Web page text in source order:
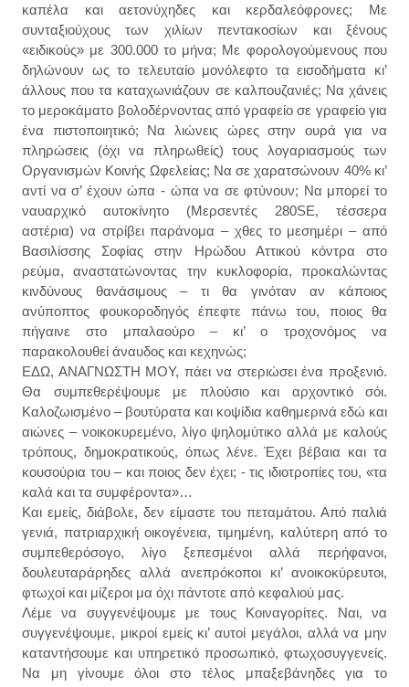
καπέλα και αετονύχηδες και κερδαλεόφρονες; Με
συνταξιούχους των χιλίων πεντακοσίων και ξένους
«ειδικούς» με 300.000 το μήνα; Με φορολογούμενους που
δηλώνουν ως το τελευταίο μονόλεφτο τα εισοδήματα κι’
άλλους που τα καταχωνιάζουν σε καλπουζανιές; Να χάνεις
το μεροκάματο βολοδέρνοντας από γραφείο σε γραφείο για
ένα πιστοποιητικό; Να λιώνεις ώρες στην ουρά για να
πληρώσεις (όχι να πληρωθείς) τους λογαριασμούς των
Οργανισμών Κοινής Ωφελείας; Να σε χαρατσώνουν 40% κι’
αντί να σ’ έχουν ώπα - ώπα να σε φτύνουν; Να μπορεί το
ναυαρχικό αυτοκίνητο (Μερσεντές 280SE, τέσσερα
αστέρια) να στρίβει παράνομα – χθες το μεσημέρι – από
Βασιλίσσης Σοφίας στην Ηρώδου Αττικού κόντρα στο
ρεύμα, αναστατώνοντας την κυκλοφορία, προκαλώντας
κινδύνους θανάσιμους – τι θα γινόταν αν κάποιος
ανύποπτος φουκοροδηγός έπεφτε πάνω του, ποιος θα
πήγαινε στο μπαλαούρο – κι’ ο τροχονόμος να
παρακολουθεί άναυδος και κεχηνώς;
ΕΔΩ, ΑΝΑΓΝΩΣΤΗ ΜΟΥ, πάει να στεριώσει ένα προξενιό.
Θα συμπεθερέψουμε με πλούσιο και αρχοντικό σόι.
Καλοζωισμένο – βουτύρατα και κοψίδια καθημερινά εδώ και
αιώνες – νοικοκυρεμένο, λίγο ψηλομύτικο αλλά με καλούς
τρόπους, δημοκρατικούς, όπως λένε. Έχει βέβαια και τα
κουσούρια του – και ποιος δεν έχει; - τις ιδιοτροπίες του, «τα
καλά και τα συμφέροντα»…
Και εμείς, διάβολε, δεν είμαστε του πεταμάτου. Από παλιά
γενιά, πατριαρχική οικογένεια, τιμημένη, καλύτερη από το
συμπεθερόσογο, λίγο ξεπεσμένοι αλλά περήφανοι,
δουλευταράρηδες αλλά ανεπρόκοποι κι’ ανοικοκύρευτοι,
φτωχοί και μίζεροι μα όχι πάντοτε από κεφαλιού μας.
Λέμε να συγγενέψουμε με τους Κοιναγορίτες. Ναι, να
συγγενέψουμε, μικροί εμείς κι’ αυτοί μεγάλοι, αλλά να μην
καταντήσουμε και υπηρετικό προσωπικό, φτωχοσυγγενείς.
Να μη γίνουμε όλοι στο τέλος μπαξεβάνηδες για το